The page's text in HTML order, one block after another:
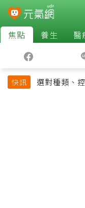
焦點 養生 醫
快訊
選對種類、